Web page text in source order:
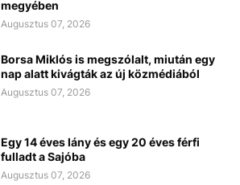
megyében
Augusztus 07, 2026
Borsa Miklós is megszólalt, miután egy
nap alatt kivágták az új közmédiából
Augusztus 07, 2026
Egy 14 éves lány és egy 20 éves férfi
fulladt a Sajóba
Augusztus 07, 2026